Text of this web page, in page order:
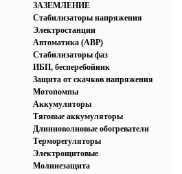
ЗАЗЕМЛЕНИЕ
Стабилизаторы напряжения
Электростанции
Автоматика (АВР)
Стабилизаторы фаз
ИБП, бесперебойник
Защита от скачков напряжения
Мотопомпы
Аккумуляторы
Тяговые аккумуляторы
Длинноволновые обогреватели
Терморегуляторы
Электрощитовые
Молниезащита